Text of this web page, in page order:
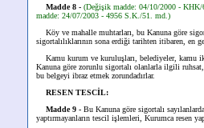
Madde 8 - (Değişik madde: 04/10/2000 -
madde: 24/07/2003 - 4956 S.K./51. md.)
Köy ve mahalle muhtarları, bu Kanuna göre
sigortalılıklarının sona erdiği tarihten itibaren,
Kamu kurum ve kuruluşları, belediyeler, kamu
Kanuna göre zorunlu sigortalı olanlarla ilgili
bu belgeyi ibraz etmek zorundadırlar.
RESEN TESCİL:
Madde 9 - Bu Kanuna göre sigortalı
yaptırmayanların tescil işlemleri, Kurumca resen